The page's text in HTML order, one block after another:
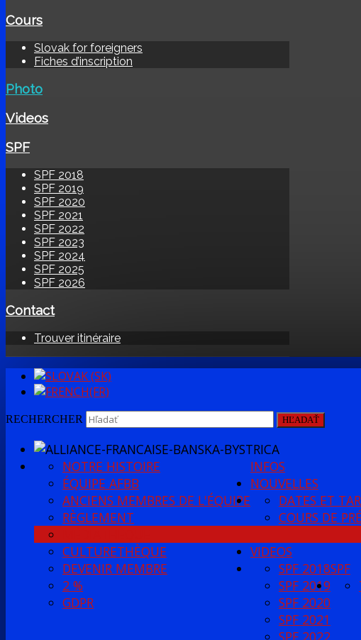
Cours
Slovak for foreigners
Fiches d’inscription
Photo
Videos
SPF
SPF 2018
SPF 2019
SPF 2020
SPF 2021
SPF 2022
SPF 2023
SPF 2024
SPF 2025
SPF 2026
Contact
Trouver itinéraire
RECHERCHER HĽADAŤ
INFOS
NOTRE HISTOIRE
ÉQUIPE AFBB
ANCIENS MEMBRES DE L'ÉQUIPE
RÈGLEMENT
CULTURETHÈQUE
DEVENIR MEMBRE
2 %
GDPR
NOUVELLES
DATES ET
COURS DE
VIDEOS
SPF
SPF 2018
SPF 2019
SPF 2020
SPF 2021
SPF 2022